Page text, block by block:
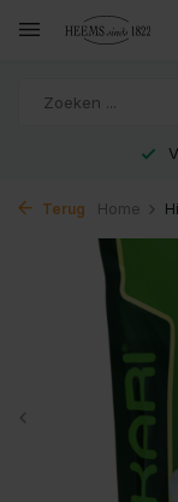
Terug Home